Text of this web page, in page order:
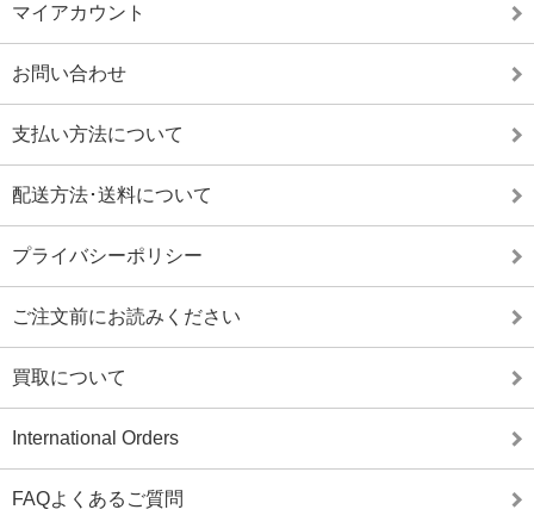
マイアカウント
お問い合わせ
支払い方法について
配送方法･送料について
プライバシーポリシー
ご注文前にお読みください
買取について
International Orders
FAQよくあるご質問